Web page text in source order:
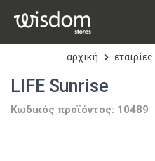
αρχική εταιρίες
LIFE Sunrise
Κωδικός προϊόντος: 10489